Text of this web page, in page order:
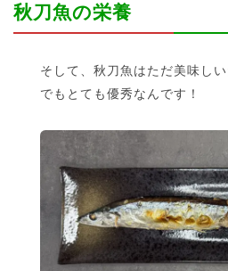
秋刀魚の栄養
そして、秋刀魚はただ美味し
でもとても優秀なんです！